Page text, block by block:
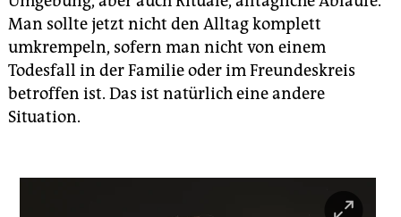
Man sollte jetzt nicht den Alltag komplett
umkrempeln, sofern man nicht von einem
Todesfall in der Familie oder im Freundeskreis
betroffen ist. Das ist natürlich eine andere
Situation.